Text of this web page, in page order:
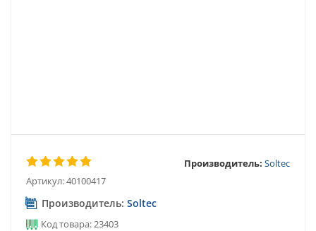
Артикул:40100417
Производитель: Soltec
Производитель: Soltec
Код товара: 23403